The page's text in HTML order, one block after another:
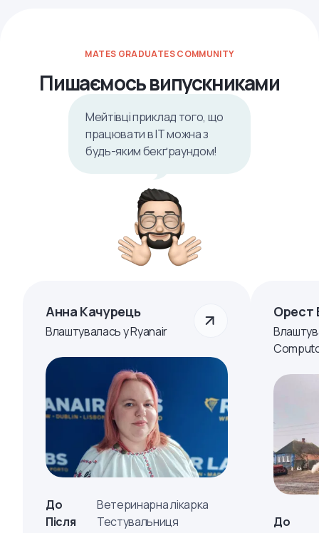
MATES GRADUATES COMMUNITY
Пишаємось випускниками
Мейтівці приклад того, що
працювати в ІТ можна з
будь-яким бекґраундом!
Анна Качурець
Влаштувалась у Ryanair
До
Ветеринарна лікарка
Після
Тестувальниця
Орест
До